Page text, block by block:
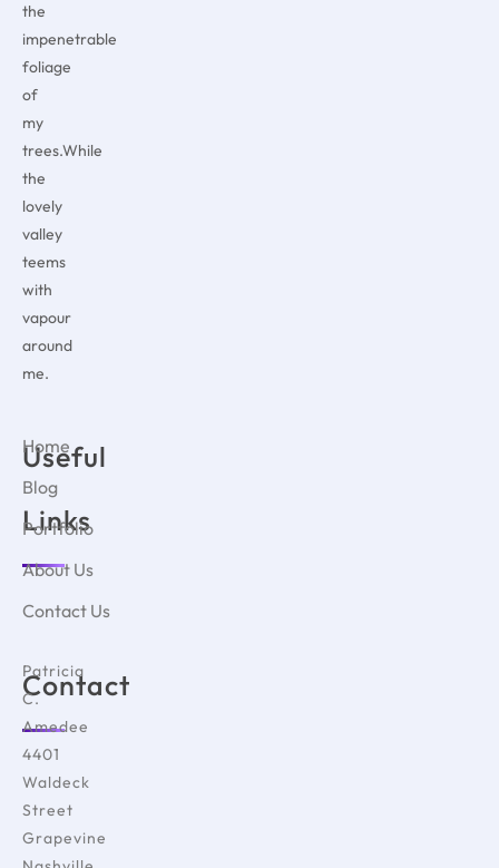
the
impenetrable
foliage
of
my
trees.While
the
lovely
valley
teems
with
vapour
around
me.
Useful
Links
Home
Blog
Portfolio
About Us
Contact Us
Contact
Patricia
C.
Amedee
4401
Waldeck
Street
Grapevine